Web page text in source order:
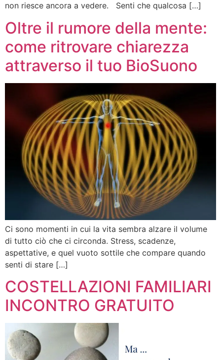
non riesce ancora a vedere. Senti che qualcosa […]
Oltre il rumore della mente:
come ritrovare chiarezza
attraverso il tuo BioSuono
Ci sono momenti in cui la vita sembra alzare il volume
di tutto ciò che ci circonda. Stress, scadenze,
aspettative, e quel vuoto sottile che compare quando
senti di stare […]
COSTELLAZIONI FAMILIARI
INCONTRO GRATUITO